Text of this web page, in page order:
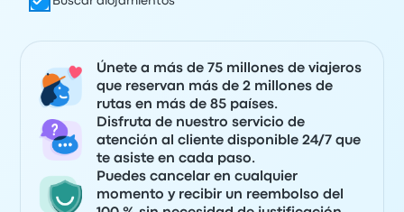
Únete a más de 75 millones de viajeros
que reservan más de 2 millones de
rutas en más de 85 países.
Disfruta de nuestro servicio de
atención al cliente disponible 24/7 que
te asiste en cada paso.
Puedes cancelar en cualquier
momento y recibir un reembolso del